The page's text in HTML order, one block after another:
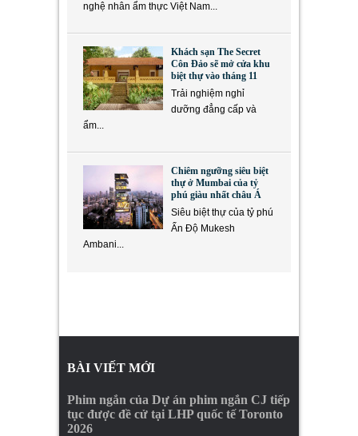
nghệ nhân ẩm thực Việt Nam...
Khách sạn The Secret
Côn Đảo sẽ mở cửa khu
biệt thự vào tháng 11
Trải nghiệm nghỉ
dưỡng đẳng cấp và
ẩm...
Chiêm ngưỡng siêu biệt
thự ở Mumbai của tỷ
phú giàu nhất châu Á
Siêu biệt thự của tỷ phú
Ấn Độ Mukesh
Ambani...
BÀI VIẾT MỚI
Phim ngắn của Dự án phim ngắn CJ tiếp
tục được đề cử tại LHP quốc tế Toronto
2026